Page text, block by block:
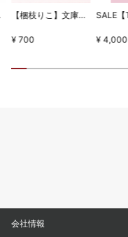
セット 【梱枝りこ】文庫本型メモブック・「すいーとほいっぷ」限定版表紙
¥ 700 ¥ 4,000
会社情報